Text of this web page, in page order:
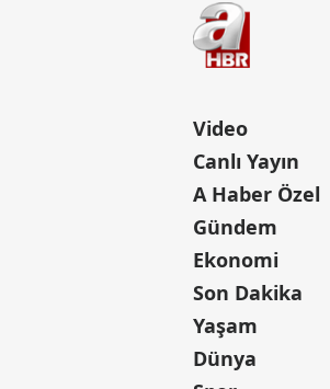
Video
Canlı Yayın
A Haber Özel
Gündem
Ekonomi
Son Dakika
Yaşam
Dünya